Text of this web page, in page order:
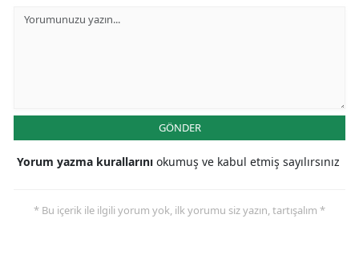
GÖNDER
Yorum yazma kurallarını okumuş ve kabul etmiş sayılırsınız
* Bu içerik ile ilgili yorum yok, ilk yorumu siz yazın, tartışalım *